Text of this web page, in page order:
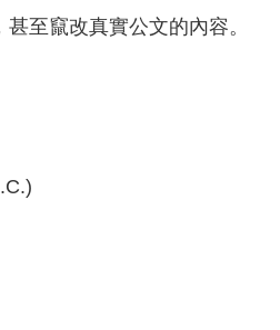
至竄改真實公文的內容。